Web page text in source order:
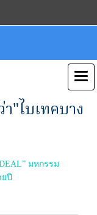
"ไบเทคบาง
มหกรรม
ปี